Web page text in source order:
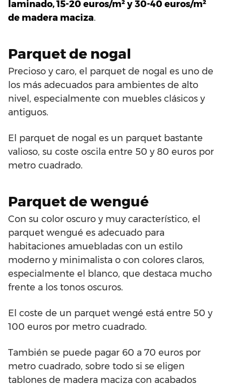
laminado, 15-20 euros/m² y 30-40 euros/m²
de madera maciza.
Parquet de nogal
Precioso y caro, el parquet de nogal es uno de
los más adecuados para ambientes de alto
nivel, especialmente con muebles clásicos y
antiguos.
El parquet de nogal es un parquet bastante
valioso, su coste oscila entre 50 y 80 euros por
metro cuadrado.
Parquet de wengué
Con su color oscuro y muy característico, el
parquet wengué es adecuado para
habitaciones amuebladas con un estilo
moderno y minimalista o con colores claros,
especialmente el blanco, que destaca mucho
frente a los tonos oscuros.
El coste de un parquet wengé está entre 50 y
100 euros por metro cuadrado.
También se puede pagar 60 a 70 euros por
metro cuadrado, sobre todo si se eligen
tablones de madera maciza con acabados